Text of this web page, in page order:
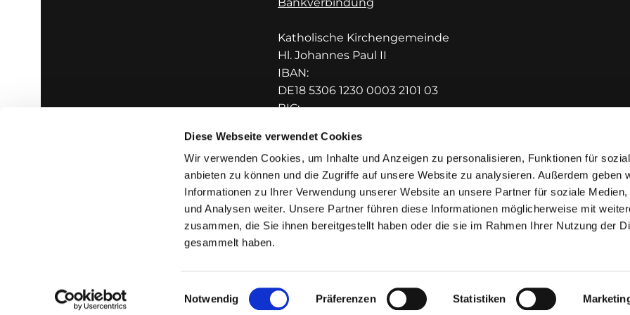
Diese Webseite verwendet Cookies
Wir verwenden Cookies, um Inhalte und Anzeigen zu personalisieren, Funktionen für
anbieten zu können und die Zugriffe auf unsere Website zu analysieren. Außerdem geben
Informationen zu Ihrer Verwendung unserer Website an unsere Partner für soziale Medien,
und Analysen weiter. Unsere Partner führen diese Informationen möglicherweise mit
zusammen, die Sie ihnen bereitgestellt haben oder die sie im Rahmen Ihrer Nutzung der
gesammelt haben.
Einwilligungsauswahl
Notwendig Präferenzen Statistiken
Katholische Kirchengemeinde
Hl. Johannes Paul II
IBAN:
DE18 5306 1230 0003 2101 03
BIC:
Impressum Datenschutzerklärung ChurchDesk-